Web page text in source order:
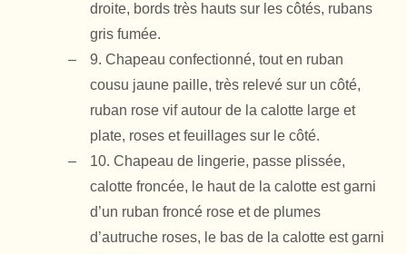
droite, bords très hauts sur les côtés, rubans
gris fumée.
9. Chapeau confectionné, tout en ruban
cousu jaune paille, très relevé sur un côté,
ruban rose vif autour de la calotte large et
plate, roses et feuillages sur le côté.
10. Chapeau de lingerie, passe plissée,
calotte froncée, le haut de la calotte est garni
d’un ruban froncé rose et de plumes
d’autruche roses, le bas de la calotte est garni